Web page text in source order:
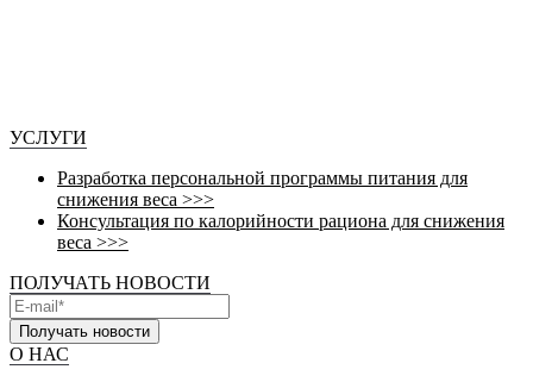
УСЛУГИ
Разработка персональной программы питания для
снижения веса >>>
Консультация по калорийности рациона для снижения
веса >>>
ПОЛУЧАТЬ НОВОСТИ
Получать новости
О НАС